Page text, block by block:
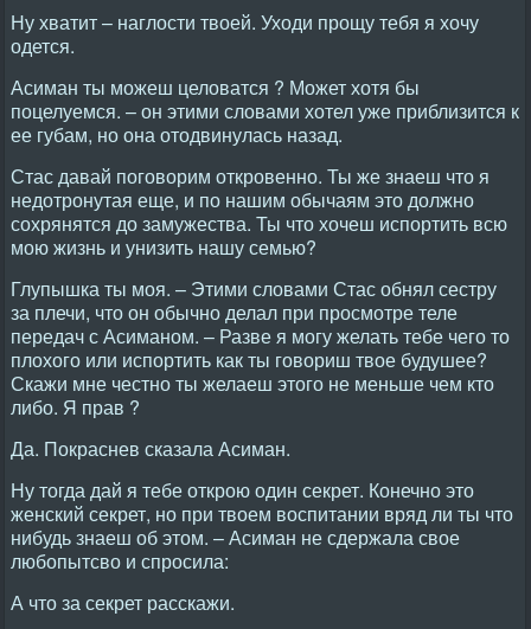
Ну хватит – наглости твоей. Уходи прощу тебя я хочу
одется.
Асиман ты можеш целоватся ? Может хотя бы
поцелуемся. – он этими словами хотел уже приблизится к
ее губам, но она отодвинулась назад.
Стас давай поговорим откровенно. Ты же знаеш что я
недотронутая еще, и по нашим обычаям это должно
сохрянятся до замужества. Ты что хочеш испортить всю
мою жизнь и унизить нашу семью?
Глупышка ты моя. – Этими словами Стас обнял сестру
за плечи, что он обычно делал при просмотре теле
передач с Асиманом. – Разве я могу желать тебе чего то
плохого или испортить как ты говориш твое будушее?
Скажи мне честно ты желаеш этого не меньше чем кто
либо. Я прав ?
Да. Покраснев сказала Асиман.
Ну тогда дай я тебе открою один секрет. Конечно это
женский секрет, но при твоем воспитании вряд ли ты что
нибудь знаеш об этом. – Асиман не сдержала свое
любопытсво и спросила:
А что за секрет расскажи.